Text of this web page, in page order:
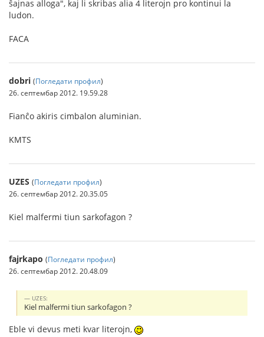
ŝajnas alloga", kaj li skribas alia 4 literojn pro kontinui la
ludon.
FACA
dobri (Погледати профил)
26. септембар 2012. 19.59.28
Fianĉo akiris cimbalon aluminian.
KMTS
UZES (Погледати профил)
26. септембар 2012. 20.35.05
Kiel malfermi tiun sarkofagon ?
fajrkapo (Погледати профил)
26. септембар 2012. 20.48.09
UZES:
Kiel malfermi tiun sarkofagon ?
Eble vi devus meti kvar literojn,